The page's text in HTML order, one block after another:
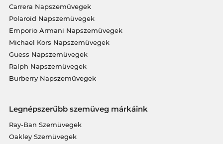
Carrera Napszemüvegek
Polaroid Napszemüvegek
Emporio Armani Napszemüvegek
Michael Kors Napszemüvegek
Guess Napszemüvegek
Ralph Napszemüvegek
Burberry Napszemüvegek
Legnépszerűbb szemüveg márkáink
Ray-Ban Szemüvegek
Oakley Szemüvegek